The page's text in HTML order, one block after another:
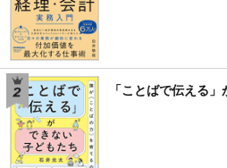
「ことばで伝える